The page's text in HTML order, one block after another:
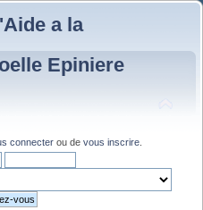
a la
Epiniere
connecter ou de vous inscrire